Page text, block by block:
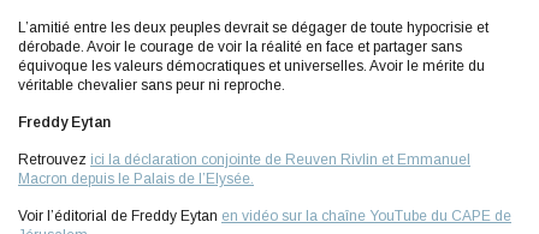
L’amitié entre les deux peuples devrait se dégager de toute hypocrisie et
dérobade. Avoir le courage de voir la réalité en face et partager sans
équivoque les valeurs démocratiques et universelles. Avoir le mérite du
véritable chevalier sans peur ni reproche.
Freddy Eytan
Retrouvez ici la déclaration conjointe de Reuven Rivlin et Emmanuel
Macron depuis le Palais de l’Elysée.
Voir l’éditorial de Freddy Eytan en vidéo sur la chaîne YouTube du CAPE de